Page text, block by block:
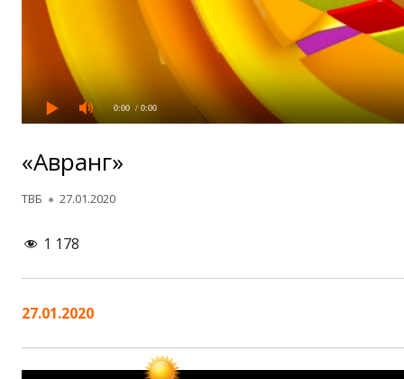
0:00 / 0:00
«Авранг»
Автор
ТВБ Опубликовано
27.01.2020
1 178
27.01.2020